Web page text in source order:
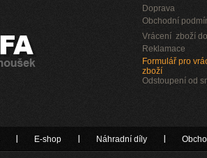
Doprava
Obchodní
Vrácení zboží
Reklamace
Formulář pro
zboží
Odstoupení od
E-shop Náhradní díly